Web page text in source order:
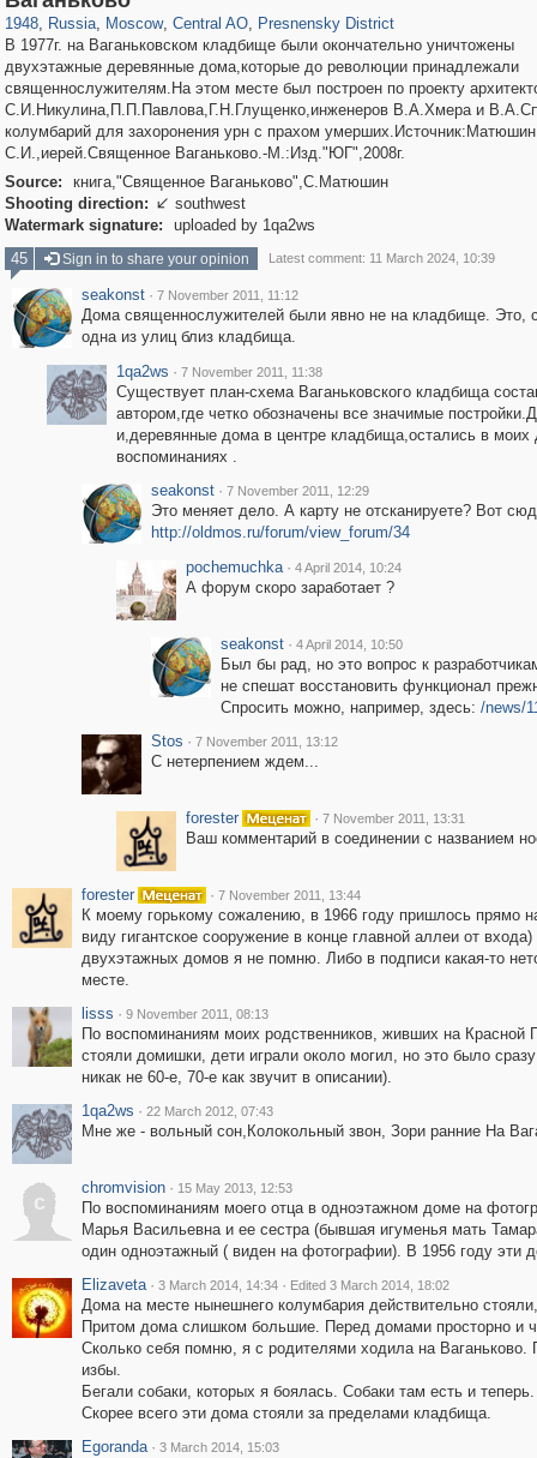
1948, Russia, Moscow, Central AO, Presnensky District
В 1977г. на Ваганьковском кладбище были окончательно уничтожены
двухэтажные деревянные дома,которые до революции принадлежали
священнослужителям.На этом месте был построен по проекту
С.И.Никулина,П.П.Павлова,Г.Н.Глущенко,инженеров В.А.Хмера и
колумбарий для захоронения урн с прахом умерших.Источник:Матюшин
С.И.,иерей.Священное Ваганьково.-М.:Изд."ЮГ",2008г.
Source:
книга,"Священное Ваганьково",С.Матюшин
Shooting direction:  southwest
Watermark signature:
uploaded by 1qa2ws
45
Sign in to share your opinion Latest comment: 11 March 2024, 10:39
seakonst · 7 November 2011, 11:12
Дома священнослужителей были явно не на кладбище. Это,
одна из улиц близ кладбища.
1qa2ws · 7 November 2011, 11:38
Существует план-схема Ваганьковского кладбища
автором,где четко обозначены все значимые
и,деревянные дома в центре кладбища,остались в моих
воспоминаниях .
seakonst · 7 November 2011, 12:29
Это меняет дело. А карту не отсканируете? Вот
http://oldmos.ru/forum/view_forum/34
pochemuchka · 4 April 2014, 10:24
А форум скоро заработает ?
seakonst · 4 April 2014, 10:50
Был бы рад, но это вопрос к
не спешат восстановить функционал
Спросить можно, например, здесь: /news/
Stos · 7 November 2011, 13:12
C нетерпением ждем...
forester · 7 November 2011, 13:31
Ваш комментарий в соединении с названием
forester · 7 November 2011, 13:44
К моему горькому сожалению, в 1966 году пришлось прямо
виду гигантское сооружение в конце главной аллеи от
двухэтажных домов я не помню. Либо в подписи какая-то
месте.
lisss · 9 November 2011, 08:13
По воспоминаниям моих родственников, живших на
стояли домишки, дети играли около могил, но это было
никак не 60-е, 70-е как звучит в описании).
1qa2ws · 22 March 2012, 07:43
Мне же - вольный сон,Колокольный звон, Зори ранние На
c
chromvision · 15 May 2013, 12:53
По воспоминаниям моего отца в одноэтажном доме на
Марья Васильевна и ее сестра (бывшая игуменья мать
один одноэтажный ( виден на фотографии). В 1956 году эти
Elizaveta · 3 March 2014, 14:34 · Edited 3 March 2014, 18:02
Дома на месте нынешнего колумбария действительно
Притом дома слишком большие. Перед домами просторно и
Сколько себя помню, я с родителями ходила на
избы.
Бегали собаки, которых я боялась. Собаки там есть и теперь.
Скорее всего эти дома стояли за пределами кладбища.
Egoranda · 3 March 2014, 15:03